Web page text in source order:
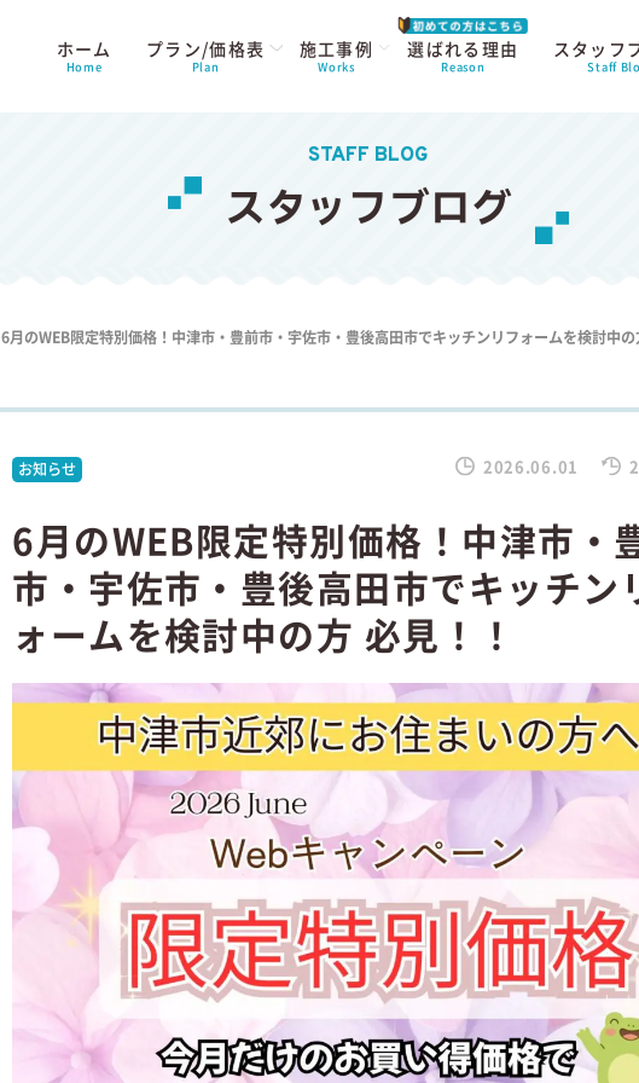
ホーム
Home
プラン/価格表
Plan
施工事例
Works
選ばれる理由
Reason
スタッフ
Staff
STAFF BLOG
スタッフブログ
6月のWEB限定特別価格！中津市・豊前市・宇佐市・豊後高田市でキッチンリフォームを検討中
お知らせ 2026.06.01
6月のWEB限定特別価格！中津市・
市・宇佐市・豊後高田市でキッチン
ォームを検討中の方 必見！！